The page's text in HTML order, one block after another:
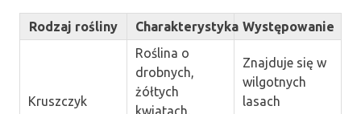
Rodzaj rośliny Charakterystyka Występowanie
Kruszczyk
Roślina o
drobnych,
żółtych
Znajduje się w
wilgotnych
lasach